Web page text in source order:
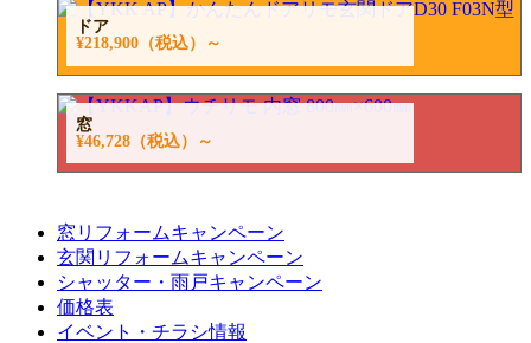
ドア
¥218,900（税込）～
窓
¥46,728（税込）～
窓リフォームキャンペーン
玄関リフォームキャンペーン
シャッター・雨戸キャンペーン
価格表
イベント・チラシ情報